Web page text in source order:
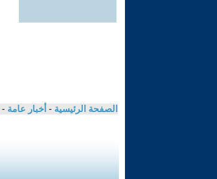
الصفحة الرئيسية - أخبار عامة -